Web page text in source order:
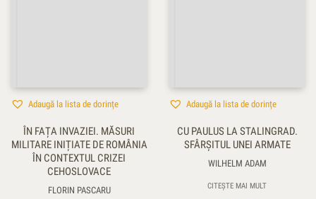
Adaugă la lista de dorințe
ÎN FAȚA INVAZIEI. MĂSURI
MILITARE INIȚIATE DE ROMÂNIA
ÎN CONTEXTUL CRIZEI
CEHOSLOVACE
FLORIN PASCARU
Adaugă la lista de dorințe
CU PAULUS LA STALINGRAD.
SFÂRŞITUL UNEI ARMATE
WILHELM ADAM
CITEȘTE MAI MULT